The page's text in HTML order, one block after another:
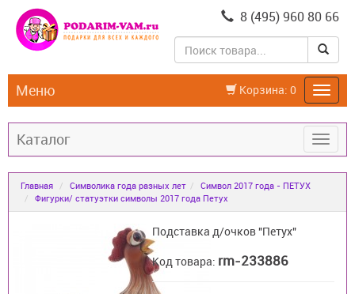
8 (495) 960 80 66
Корзина: 0
Меню
Каталог
Главная Символика года разных лет
Символ 2017 года - ПЕТУХ
Фигурки/ статуэтки символы 2017 года Петух
Подставка д/очков "Петух"
Код товара: rm-233886